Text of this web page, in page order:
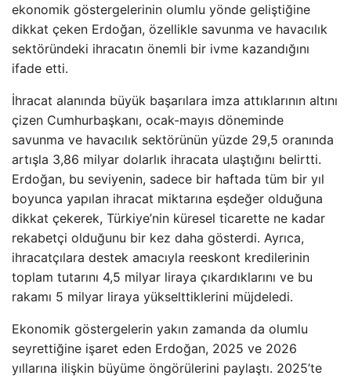
ekonomik göstergelerinin olumlu yönde geliştiğine
dikkat çeken Erdoğan, özellikle savunma ve havacılık
sektöründeki ihracatın önemli bir ivme kazandığını
ifade etti.
İhracat alanında büyük başarılara imza attıklarının altını
çizen Cumhurbaşkanı, ocak-mayıs döneminde
savunma ve havacılık sektörünün yüzde 29,5 oranında
artışla 3,86 milyar dolarlık ihracata ulaştığını belirtti.
Erdoğan, bu seviyenin, sadece bir haftada tüm bir yıl
boyunca yapılan ihracat miktarına eşdeğer olduğuna
dikkat çekerek, Türkiye’nin küresel ticarette ne kadar
rekabetçi olduğunu bir kez daha gösterdi. Ayrıca,
ihracatçılara destek amacıyla reeskont kredilerinin
toplam tutarını 4,5 milyar liraya çıkardıklarını ve bu
rakamı 5 milyar liraya yükselttiklerini müjdeledi.
Ekonomik göstergelerin yakın zamanda da olumlu
seyrettiğine işaret eden Erdoğan, 2025 ve 2026
yıllarına ilişkin büyüme öngörülerini paylaştı. 2025’te